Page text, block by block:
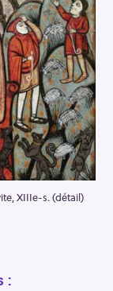
XIIIe-s. (détail)
: